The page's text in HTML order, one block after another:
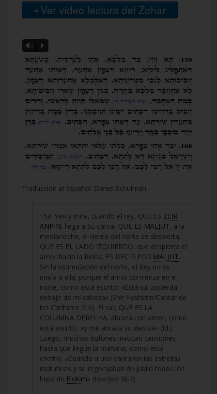
Ver video lectura del Zohar
Vm P
Traducción al Español: Daniel Schulman
159. Ven y mira, cuando el rey, QUE ES ZEIR
ANPIN, llega a Su cama, QUE ES MALJUT, a la
medianoche, el viento del norte se despierta,
QUE ES EL LADO IZQUIERDO, que despierta el
amor hacia la Reina, ES DECIR POR MALJUT.
Sin la estimulación del norte, el Rey no se
uniría a ella, porque el amor comienza en el
norte, como está escrito: «Está su izquierda
debajo de mi cabeza» (Shir Hashirim/Cantar de
los Cantares 2: 6). El sur, QUE ES LA
COLUMNA DERECHA, abraza con amor, como
está escrito, «y me abraza su diestra» (Id.).
Luego, muchos bufones invocan canciones
hasta que llegue la mañana, como está
escrito, «Cuando a una cantaron las estrellas
matutinas y se regocijaban de júbilo todos los
hijos de Elokim» (Iiov/Job 38:7).